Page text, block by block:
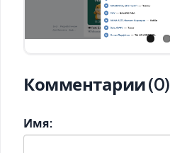
Комментарии (0)
Имя: